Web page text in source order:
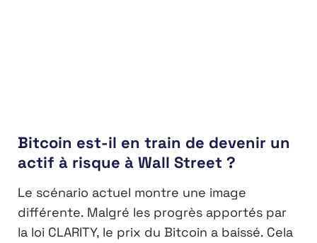
Bitcoin est-il en train de devenir un
actif à risque à Wall Street ?
Le scénario actuel montre une image
différente. Malgré les progrès apportés par
la loi CLARITY, le prix du Bitcoin a baissé. Cela